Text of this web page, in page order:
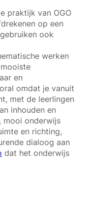
praktijk van OGO
op een
ook
werken
en
omdat je vanuit
met de leerlingen
inhouden en
mooi onderwijs
en richting,
dialoog aan
dat het onderwijs